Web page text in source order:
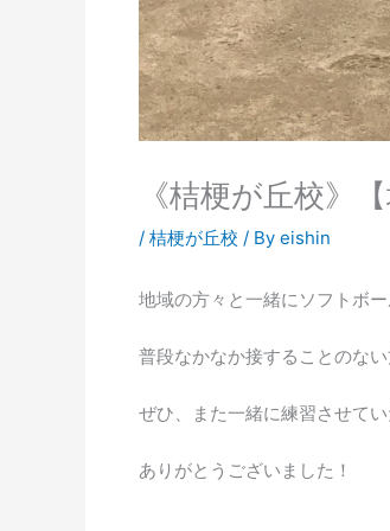
《桔梗が丘校》
/ 桔梗が丘校 / By eishin
地域の方々と一緒にソフトボ
普段なかなか接することのな
ぜひ、また一緒に練習させてい
ありがとうございました！